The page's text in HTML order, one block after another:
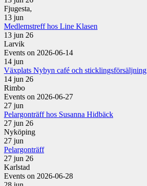
Fjugesta,
13 jun
Medlemstreff hos Line Klasen
13 jun 26
Larvik
Events on 2026-06-14
14 jun
Växplats Nybyn café och sticklingsförsäljning
14 jun 26
Rimbo
Events on 2026-06-27
27 jun
Pelargonträff hos Susanna Hidbäck
27 jun 26
Nyköping
27 jun
Pelargonträff
27 jun 26
Karlstad
Events on 2026-06-28